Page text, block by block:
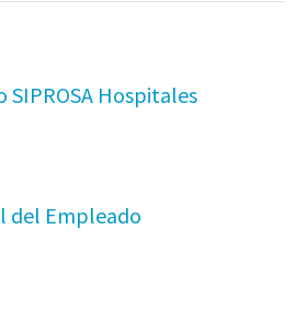
SIPROSA Hospitales
del Empleado